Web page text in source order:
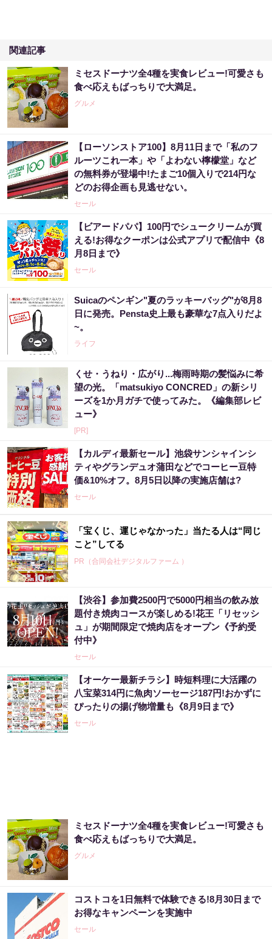
関連記事
ミセスドーナツ全4種を実食レビュー!可愛さも
食べ応えもばっちりで大満足。
グルメ
【ローソンストア100】8月11日まで「私のフ
ルーツこれ一本」や「よわない檸檬堂」など
の無料券が登場中!たまご10個入りで214円な
どのお得企画も見逃せない。
セール
【ビアードパパ】100円でシュークリームが買
える!お得なクーポンは公式アプリで配信中《8
月8日まで》
セール
Suicaのペンギン"夏のラッキーバッグ"が8月8
日に発売。Pensta史上最も豪華な7点入りだよ
~。
ライフ
くせ・うねり・広がり...梅雨時期の髪悩みに希
望の光。「matsukiyo CONCRED」の新シリ
ーズを1か月ガチで使ってみた。《編集部レビ
ュー》
[PR]
【カルディ最新セール】池袋サンシャインシ
ティやグランデュオ蒲田などでコーヒー豆特
価&10%オフ。8月5日以降の実施店舗は?
セール
「宝くじ、運じゃなかった」当たる人は“同じ
こと”してる
PR（合同会社デジタルファーム ）
【渋谷】参加費2500円で5000円相当の飲み放
題付き焼肉コースが楽しめる!花王「リセッシ
ュ」が期間限定で焼肉店をオープン《予約受
付中》
セール
【オーケー最新チラシ】時短料理に大活躍の
八宝菜314円に魚肉ソーセージ187円!おかずに
ぴったりの揚げ物増量も《8月9日まで》
セール
ミセスドーナツ全4種を実食レビュー!可愛さも
食べ応えもばっちりで大満足。
グルメ
コストコを1日無料で体験できる!8月30日まで
お得なキャンペーンを実施中
セール